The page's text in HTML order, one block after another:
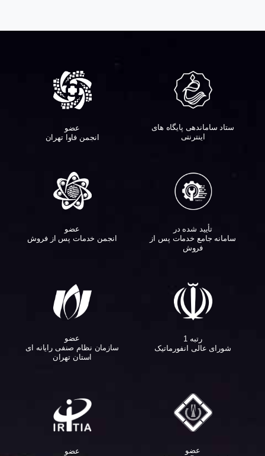
ستاد ساماندهی پایگاه های
اینترنتی
عضو
انجمن فاوا تهران
تأیید شده در
سامانه جامع خدمات پس از
فروش
عضو
انجمن خدمات پس از فروش
رتبه 1
شورای عالی انفورماتیک
عضو
سازمان نظام صنفی رایانه ای
استان تهران
عضو
عضو